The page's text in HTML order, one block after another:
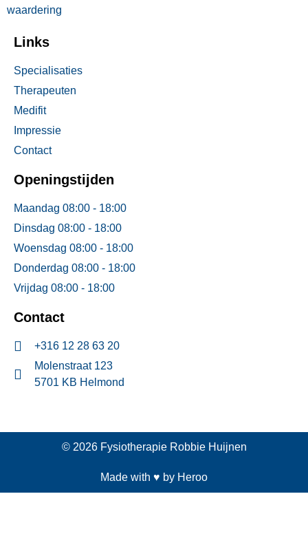
waardering
Links
Specialisaties
Therapeuten
Medifit
Impressie
Contact
Openingstijden
Maandag 08:00 - 18:00
Dinsdag 08:00 - 18:00
Woensdag 08:00 - 18:00
Donderdag 08:00 - 18:00
Vrijdag 08:00 - 18:00
Contact
+316 12 28 63 20
Molenstraat 123
5701 KB Helmond
© 2026 Fysiotherapie Robbie Huijnen
Made with ♥ by Heroo